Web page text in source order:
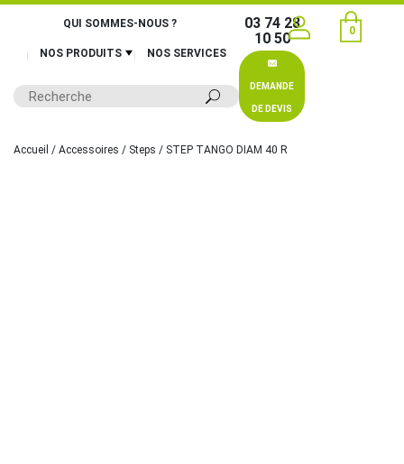
QUI SOMMES-NOUS ?
NOS PRODUITS NOS SERVICES
03 74 28
10 50
DEMANDE
DE DEVIS
0
Accueil / Accessoires / Steps / STEP TANGO DIAM 40 R